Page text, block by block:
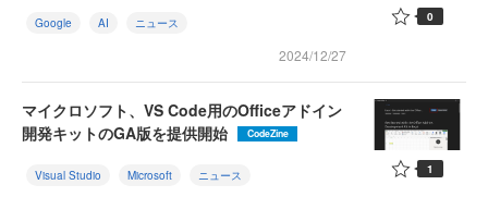
Google AI ニュース
2024/12/27
0
マイクロソフト、VS Code用のOfficeアドイン
開発キットのGA版を提供開始
CodeZine
Visual Studio Microsoft ニュース 1